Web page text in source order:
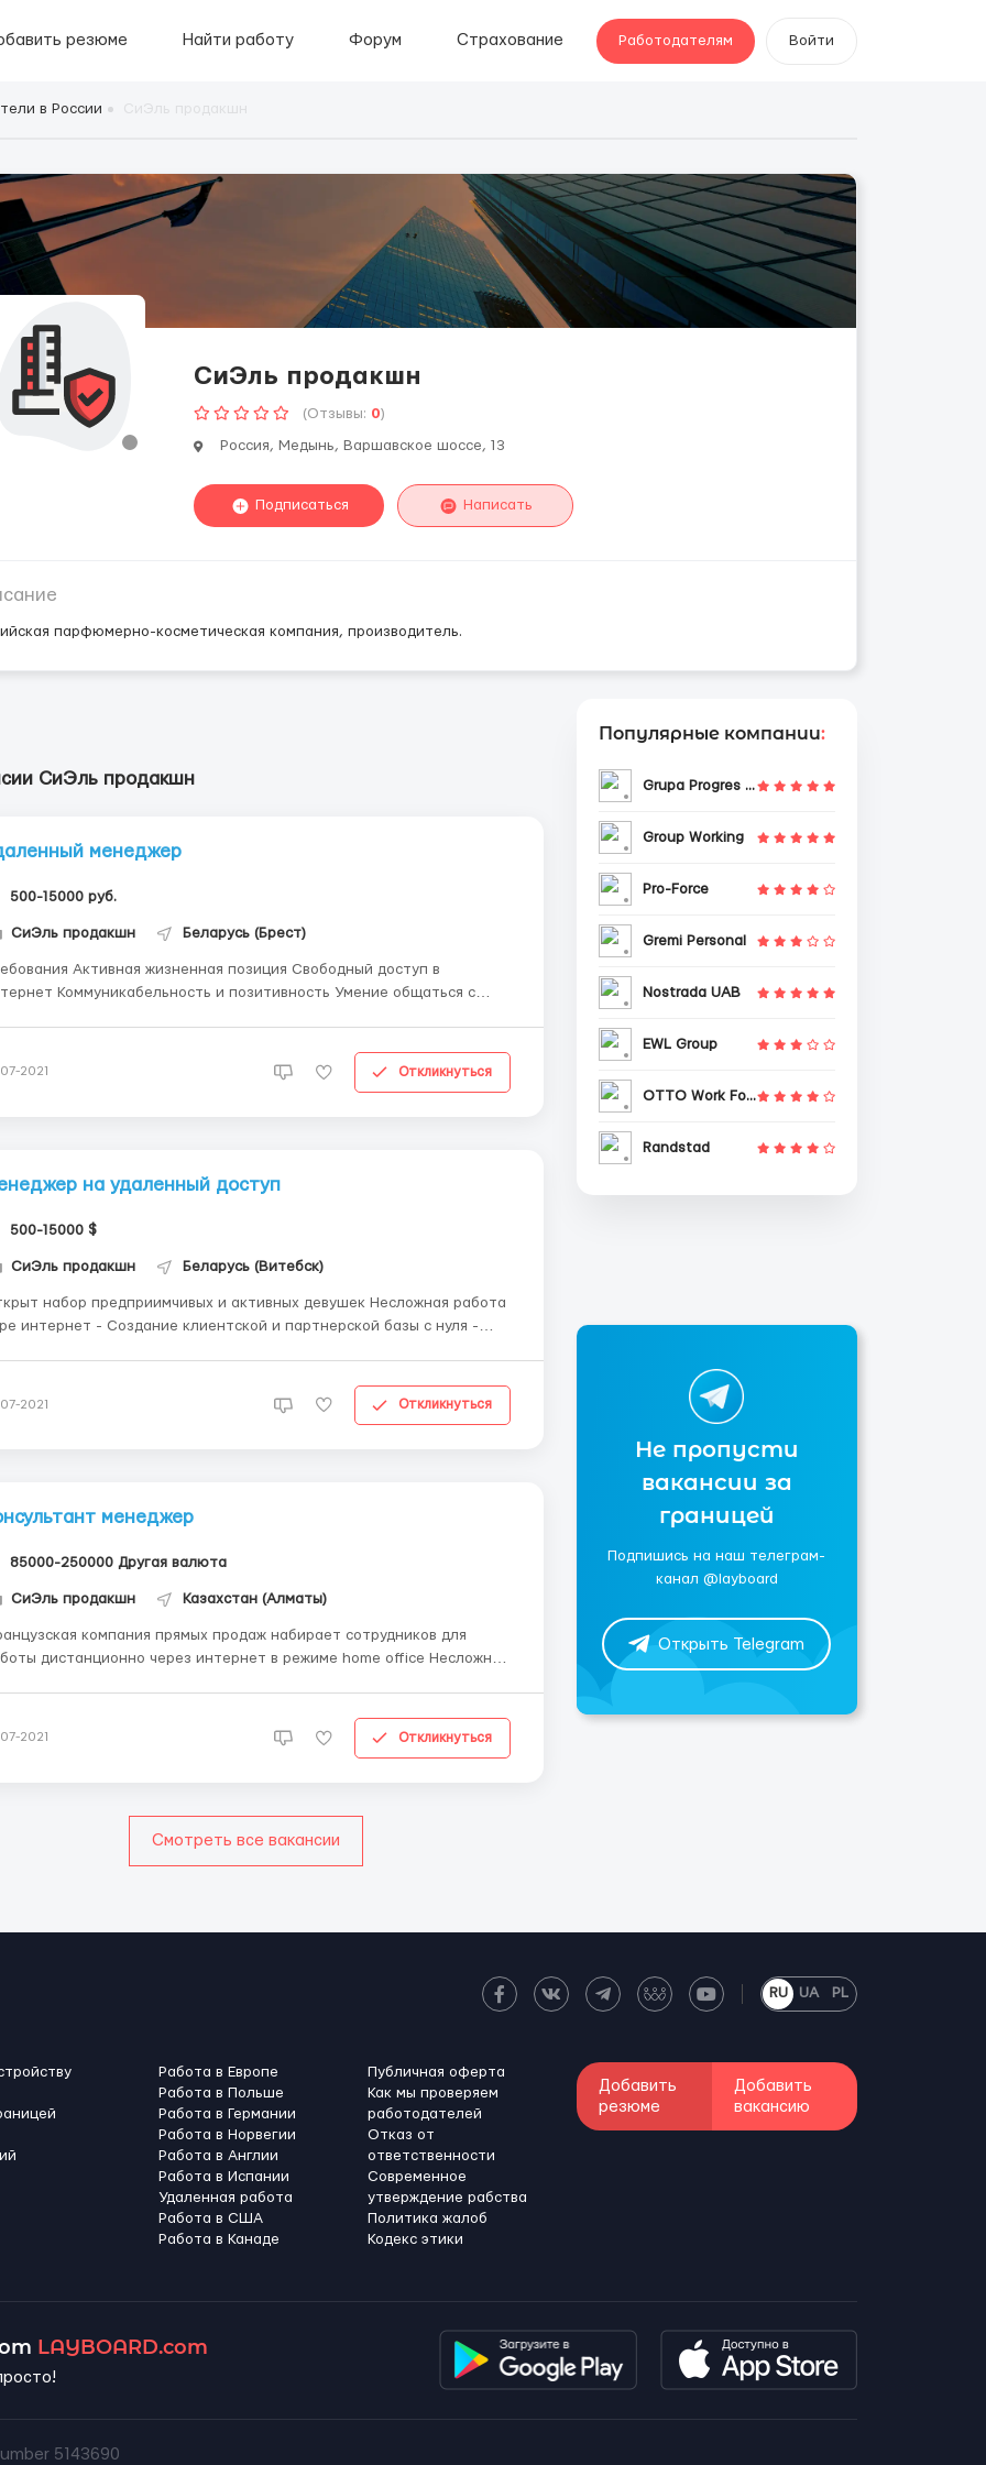
резюме Найти работу Форум Страхование Работодателям Войти
в России
СиЭль продакшн
(Отзывы: 0)
Россия, Медынь, Варшавское шоссе, 13
Подписаться Написать
парфюмерно-косметическая компания, производитель.
СиЭль продакшн
менеджер
500-15000 руб.
СиЭль продакшн Беларусь (Брест)
жизненная позиция Свободный доступ в
Коммуникабельность и позитивность Умение общаться с
Время для работы выбираете сами от ...
2021 Откликнуться
на удаленный доступ
500-15000 $
СиЭль продакшн Беларусь (Витебск)
набор предприимчивых и активных девушек Несложная работа
интернет - Создание клиентской и партнерской базы с нуля -
2021 Откликнуться
менеджер
85000-250000 Другая валюта
СиЭль продакшн Казахстан (Алматы)
компания прямых продаж набирает сотрудников для
дистанционно через интернет в режиме home office Несложная
интернет-магазин. Поиск и привлечение ...
07-2021 Откликнуться
Смотреть все вакансии
Популярные компании:
Grupa Progres Sp. z o.o.
Group Working
Pro-Force
Gremi Personal
Nostrada UAB
EWL Group
OTTO Work Force
Randstad
Не пропусти
вакансии за
границей
Подпишись на наш телеграм-
канал @layboard
Открыть Telegram
RU UA PL
Работа в Европе
Работа в Польше
Работа в Германии
Работа в Норвегии
Работа в Англии
Работа в Испании
Удаленная работа
Работа в США
Работа в Канадe
Публичная оферта
Как мы проверяем
работодателей
Отказ от
ответственности
Современное
утверждение рабства
Политика жалоб
Кодекс этики
Добавить
резюме
Добавить
вакансию
LAYBOARD.com
5143690